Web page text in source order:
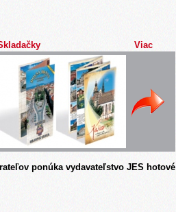
Viac
ponúka vydavateľstvo JES hotové